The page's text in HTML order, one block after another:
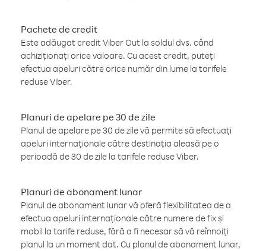
Pachete de credit
Este adăugat credit Viber Out la soldul dvs. când
achiziționați orice valoare. Cu acest credit, puteți
efectua apeluri către orice număr din lume la tarifele
reduse Viber.
Planuri de apelare pe 30 de zile
Planul de apelare pe 30 de zile vă permite să efectuați
apeluri internaționale către destinația aleasă pe o
perioadă de 30 de zile la tarifele reduse Viber.
Planuri de abonament lunar
Planul de abonament lunar vă oferă flexibilitatea de a
efectua apeluri internaționale către numere de fix și
mobil la tarife reduse, fără a fi necesar să vă reînnoiți
planul la un moment dat. Cu planul de abonament lunar,